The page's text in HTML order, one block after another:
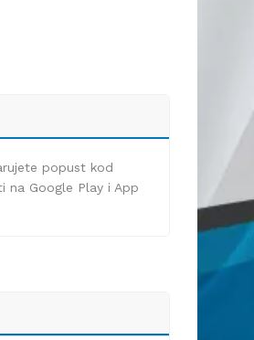
popust kod
na Google Play i App